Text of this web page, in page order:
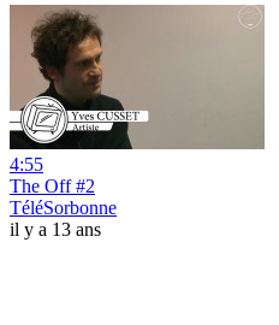
4:55
The Off #2
TéléSorbonne
il y a 13 ans